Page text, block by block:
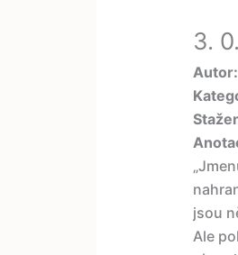
3.
Autor:
jsou
Ale